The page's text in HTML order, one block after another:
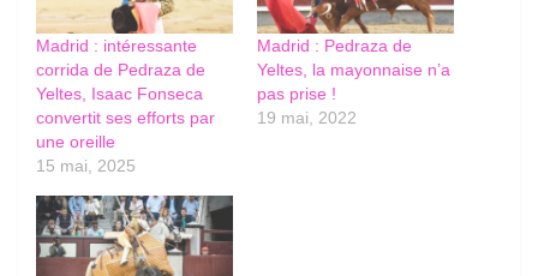
Madrid : intéressante
corrida de Pedraza de
Yeltes, Isaac Fonseca
convertit ses efforts par
une oreille
15 mai, 2025
Madrid : Pedraza de
Yeltes, la mayonnaise n’a
pas prise !
19 mai, 2022